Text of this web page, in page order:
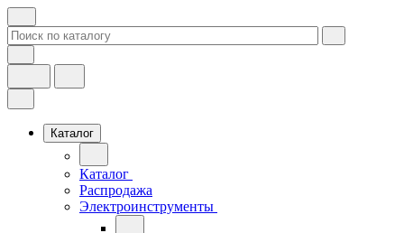
Каталог
Каталог
Распродажа
Электроинструменты